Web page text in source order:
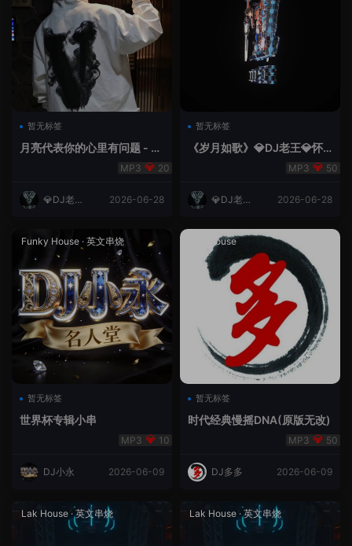
暂无标签
月亮代表你的心里有问题 - 小
20
💎DJ老王
2026-06-28
暂无标签
《岁月如歌》💎DJ老王💎怀
50
💎DJ老王
2026-06-28
Funky House · 英文串烧
暂无标签
世界杯专辑小串
10
DJ小永 2026-06-09
成都House
暂无标签
时代经典慢摇DNA(原版无改)
50
DJ多多 2026-06-09
Lak House ·英文串烧 Lak House ·英文串烧